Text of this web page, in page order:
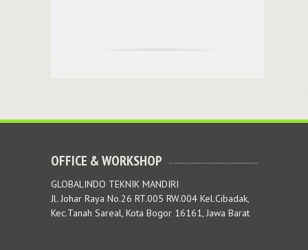
OFFICE & WORKSHOP
GLOBALINDO TEKNIK MANDIRI
Jl. Johar Raya No.26 RT.005 RW.004 Kel.Cibadak,
Kec.Tanah Sareal, Kota Bogor 16161, Jawa Barat